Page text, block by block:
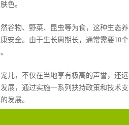
色。
谷物、野菜、昆虫等为食，这种生态养
安全。由于生长周期长，通常需要10个
儿，不仅在当地享有极高的声誉，还远
展，通过实施一系列扶持政策和技术支
发展。